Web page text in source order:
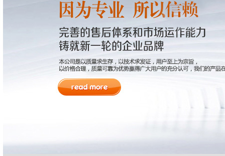
钢衬PE、PO储罐系列
钢衬PE、PO反应釜系列
钢衬PE、PO管道系列